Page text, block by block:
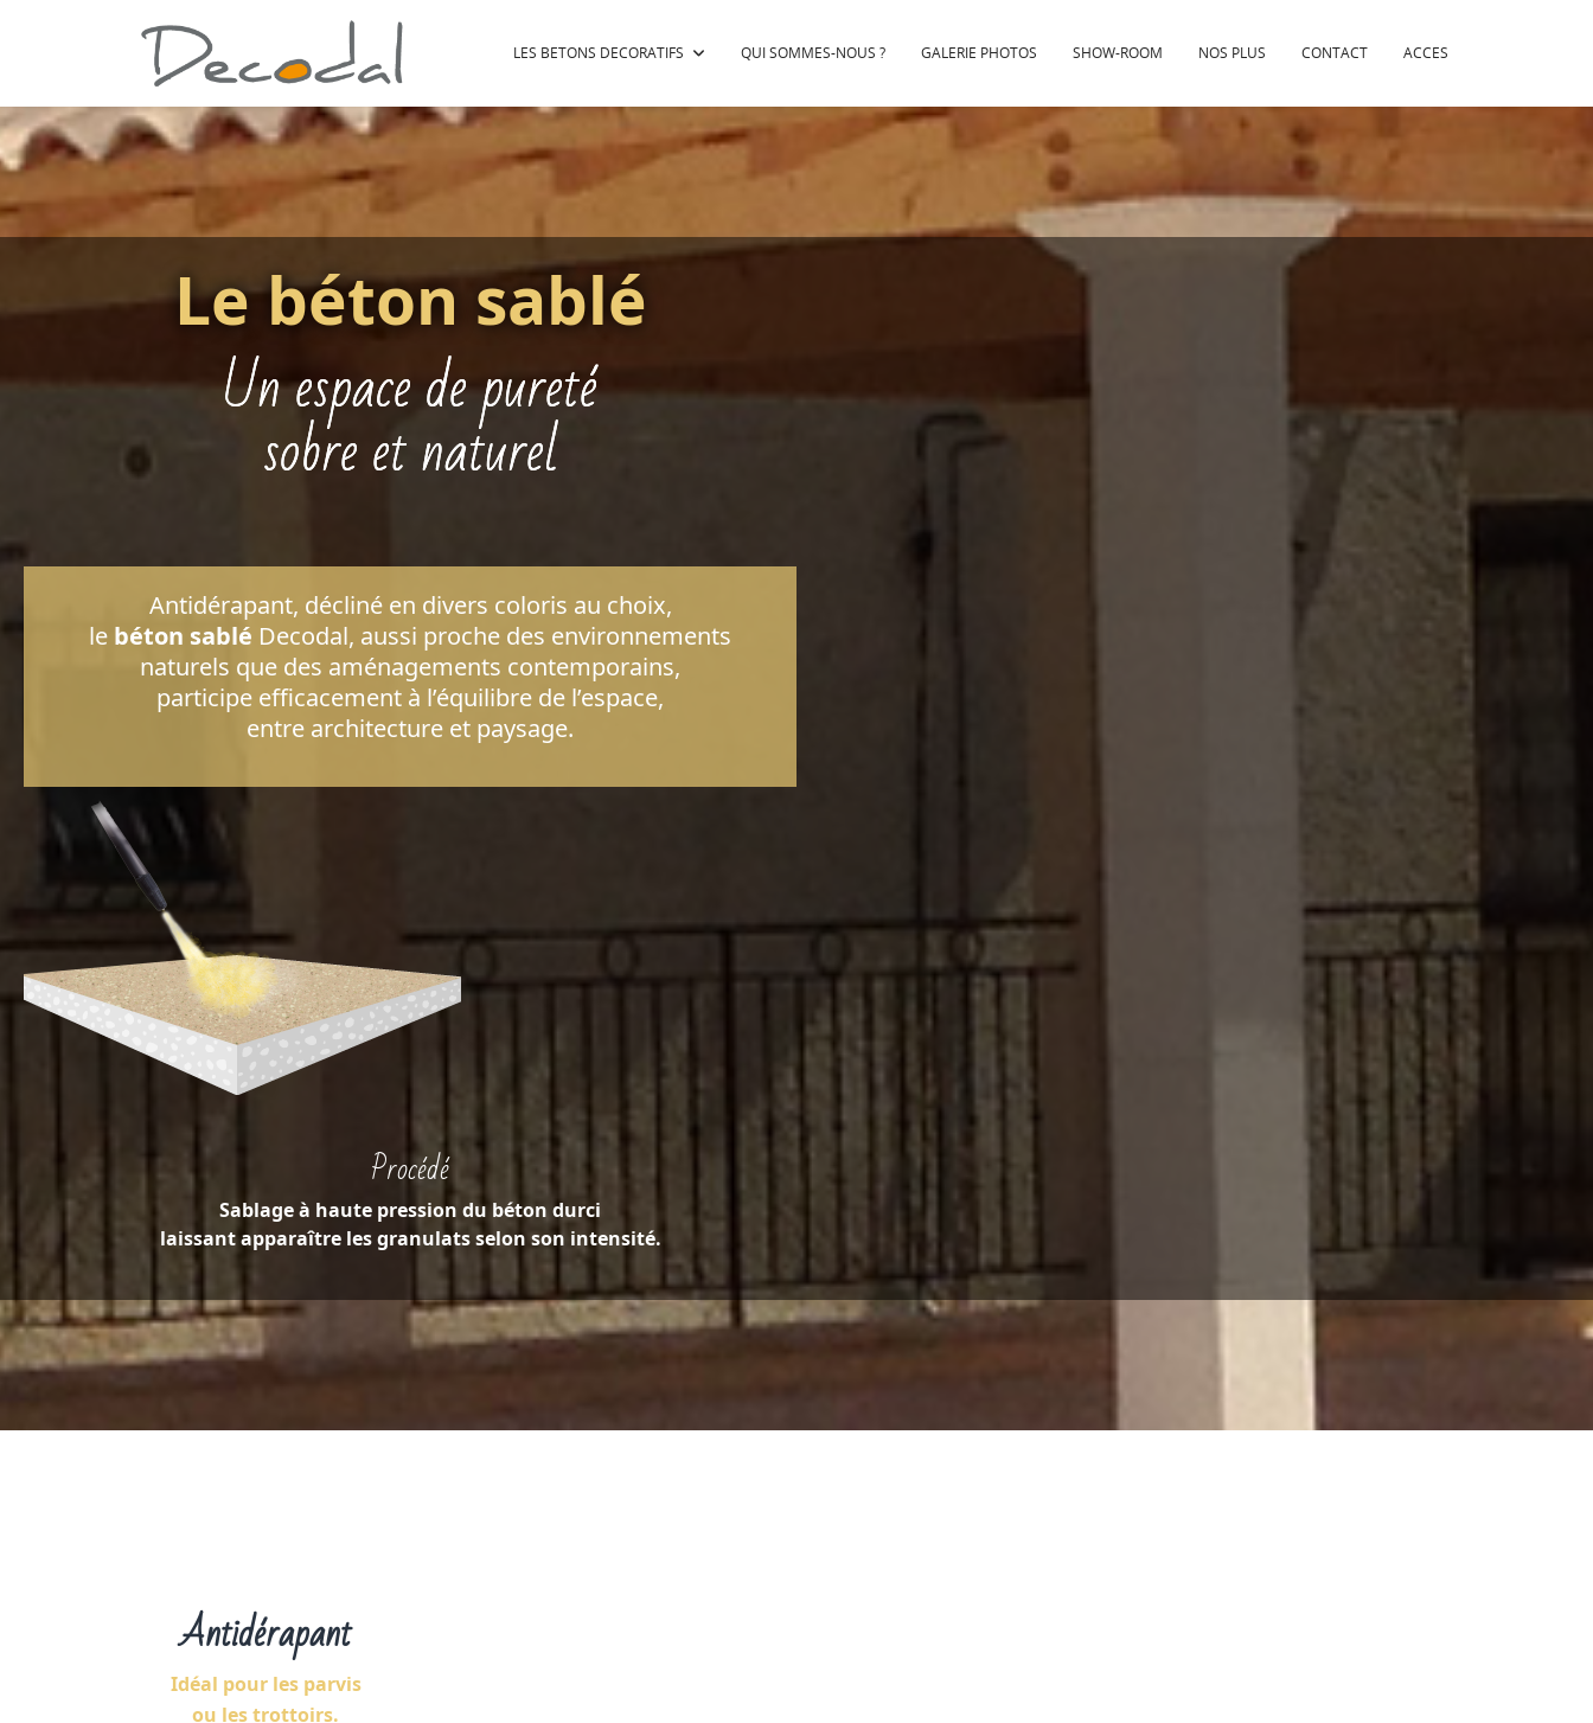
LES BETONS DECORATIFS QUI SOMMES-NOUS ? GALERIE PHOTOS SHOW-ROOM NOS PLUS CONTACT ACCES
Le béton sablé
Un espace de pureté
sobre et naturel
Antidérapant, décliné en divers coloris au choix,
le béton sablé Decodal, aussi proche des environnements
naturels que des aménagements contemporains,
participe efficacement à l’équilibre de l’espace,
entre architecture et paysage.
Procédé
Sablage à haute pression du béton durci
laissant apparaître les granulats selon son intensité.
Antidérapant
Idéal pour les parvis
ou les trottoirs.